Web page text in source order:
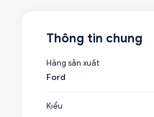
Thông tin chung
Hãng sản xuất
Ford
Kiểu